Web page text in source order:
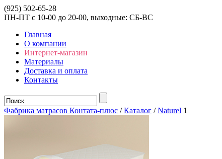
(925) 502-65-28
ПН-ПТ с 10-00 до 20-00, выходные: СБ-ВС
Главная
О компании
Интернет-магазин
Материалы
Доставка и оплата
Контакты
Фабрика матрасов Контата-плюс /Каталог /Naturel 1